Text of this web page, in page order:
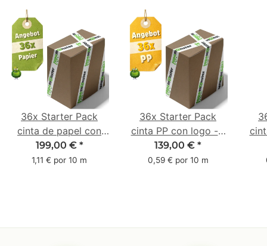
36x Starter Pack
cinta de papel con
logo - 1 color - 50
mm x 50 m - caucho
199,00 € *
1,11 € por 10 m
36x Starter Pack
cinta PP con logo - 1
color - 48 mm x 66 m
139,00 € *
0,59 € por 10 m
m